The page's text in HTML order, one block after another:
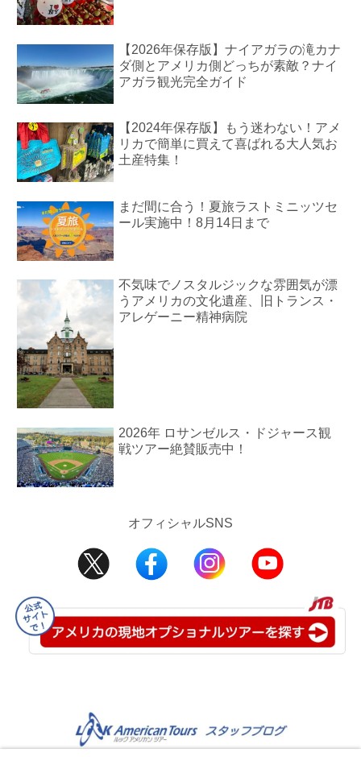
【2026年保存版】ナイアガラの滝カナ
ダ側とアメリカ側どっちが素敵？ナイ
アガラ観光完全ガイド
【2024年保存版】もう迷わない！アメ
リカで簡単に買えて喜ばれる大人気お
土産特集！
まだ間に合う！夏旅ラストミニッツセ
ール実施中！8月14日まで
不気味でノスタルジックな雰囲気が漂
うアメリカの文化遺産、旧トランス・
アレゲーニー精神病院
2026年 ロサンゼルス・ドジャース観
戦ツアー絶賛販売中！
オフィシャルSNS